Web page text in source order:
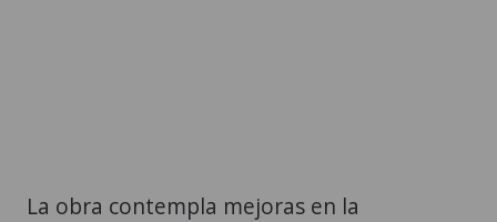
La obra contempla mejoras en la